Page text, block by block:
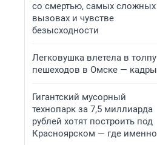
со смертью, самых сложных
вызовах и чувстве
безысходности
Легковушка влетела в толпу
пешеходов в Омске — кадры
Гигантский мусорный
технопарк за 7,5 миллиарда
рублей хотят построить под
Красноярском — где именно